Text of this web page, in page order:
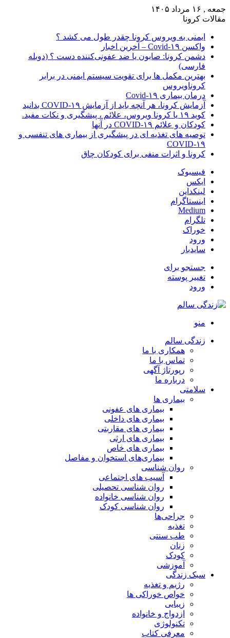
جمعه , ۱۶ مرداد ۱۴۰۵
مقالات کرونا
ایمنی به ویروس کرونا چقدر طول می کشد ؟
واکسن Covid-۱۹ – آخرین اخبار
دشمن کرونا: صابون یا ضد عفونی‌کننده دست ؟ (دوبله
فارسی)
بهترین مکمل ها برای تقویت سیستم ایمنی در برابر
کروناویروس
درمان بیماری Covid-۱۹
آزمایش کرونا، هر آنچه باید از آزمایش COVID-۱۹ بدانید
کوید ۱۹ یا کرونا ویروس، علائم ، پیشگیری و نکات مفید.
کودکان و علائم COVID-۱۹ در آنها
توصیه های تغذیه ای در پیشگیری از بیماری های تنفسی و
COVID-۱۹
کرونا و اثرات منفی برای کودکان چاق
فیسبوک
ایکس
لینکداین
اینستاگرام
Medium
تلگرام
خوراک
ورود
سایدبار
جستجو برای
تغییر پوسته
ورود
منو
زندگی سالم
همکاری با ما
تماس با ما
رپورتاژ آگهی
درباره ما
سلامتی
بیماری ها
بیماری های عفونی
بیماری های داخلی
بیماری های مقاربتی
بیماری های ارثی
بیماری های خاص
بیماری‌های استخوان و مفاصل
روان شناسی
آسیب های اجتماعی
روان شناسی تحصیلی
روان شناسی خانواده
روان شناسی کودک
جراحی‌ها
تغذیه
طب سنتی
زنان
کودک
آموزشی
سبک زندگی
رژیم و تغذیه
خواص خوراکی ها
زیبایی
ازدواج و خانواده
تکنولوژی
معرفی کتاب